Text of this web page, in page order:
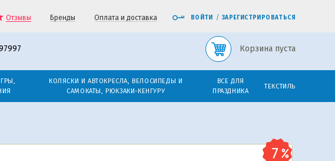
Отзывы Бренды Оплата и доставка ВОЙТИ / ЗАРЕГИСТРИРОВАТЬСЯ
Корзина пуста
КОЛЯСКИ И АВТОКРЕСЛА, ВЕЛОСИПЕДЫ И
САМОКАТЫ, РЮКЗАКИ-КЕНГУРУ
ВСЕ ДЛЯ
ПРАЗДНИКА
ТЕКСТИЛЬ